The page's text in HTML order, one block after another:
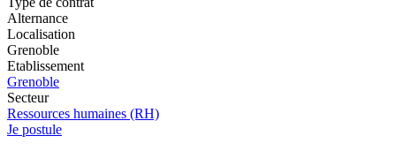
Alternance
Localisation
Grenoble
Etablissement
Grenoble
Secteur
Ressources humaines (RH)
Je postule